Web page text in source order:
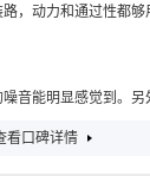
动力和通过性都
音能明显感觉到。另
看口碑详情